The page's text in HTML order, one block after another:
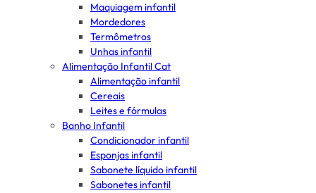
Maquiagem infantil
Mordedores
Termômetros
Unhas infantil
Alimentação Infantil Cat
Alimentação infantil
Cereais
Leites e fórmulas
Banho Infantil
Condicionador infantil
Esponjas infantil
Sabonete líquido infantil
Sabonetes infantil